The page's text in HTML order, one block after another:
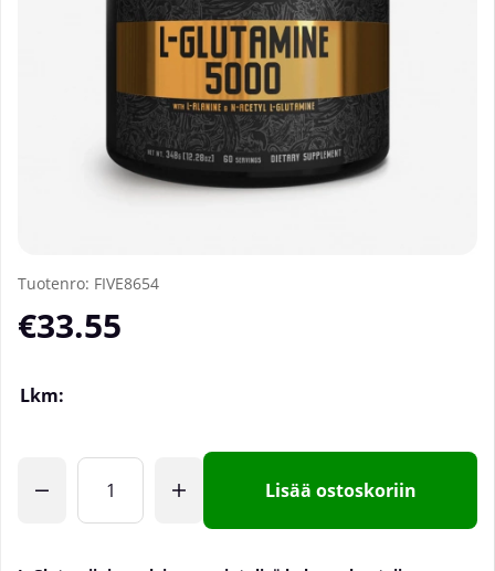
Tuotenro: FIVE8654
€33.55
Lkm:
Lisää ostoskoriin